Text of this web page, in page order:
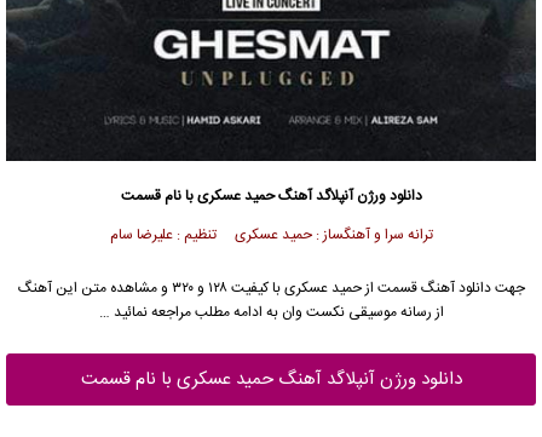
دانلود ورژن آنپلاگد آهنگحمید عسکریبا نام قسمت
ترانه سرا و آهنگساز : حمید عسکری تنظیم : علیرضا سام
جهت دانلود آهنگ قسمت ازحمید عسکری
با کیفیت ۱۲۸ و ۳۲۰ و مشاهده متن این آهنگ
از رسانه موسیقی نکست وان به ادامه مطلب مراجعه نمائید …
دانلود ورژن آنپلاگد آهنگ حمید عسکری با نام قسمت